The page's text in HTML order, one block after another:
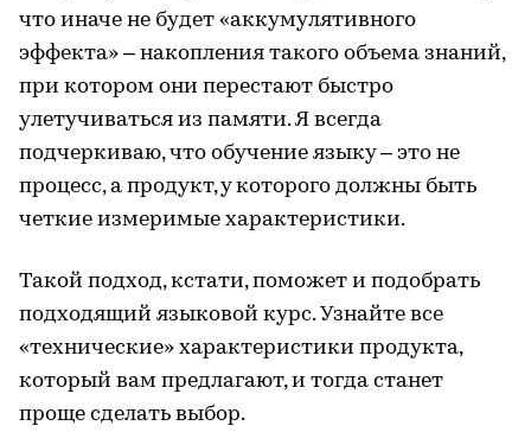
что иначе не будет «аккумулятивного
эффекта» – накопления такого объема знаний,
при котором они перестают быстро
улетучиваться из памяти. Я всегда
подчеркиваю, что обучение языку – это не
процесс, а продукт, у которого должны быть
четкие измеримые характеристики.
Такой подход, кстати, поможет и подобрать
подходящий языковой курс. Узнайте все
«технические» характеристики продукта,
который вам предлагают, и тогда станет
проще сделать выбор.